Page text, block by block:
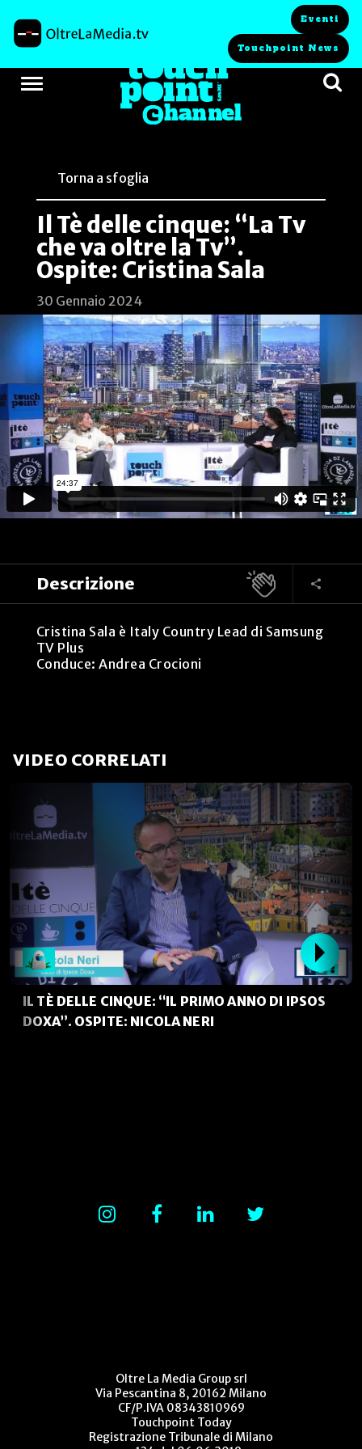
Eventi
Touchpoint News
Torna a sfoglia
Il Tè delle cinque: “La Tv
che va oltre la Tv”.
Ospite: Cristina Sala
30 Gennaio 2024
Descrizione
Cristina Sala è Italy Country Lead di Samsung
TV Plus
Conduce: Andrea Crocioni
VIDEO CORRELATI
IL TÈ DELLE CINQUE: “IL PRIMO ANNO DI IPSOS
DOXA”. OSPITE: NICOLA NERI
Oltre La Media Group srl
Via Pescantina 8, 20162 Milano
CF/P.IVA 08343810969
Touchpoint Today
Registrazione Tribunale di Milano